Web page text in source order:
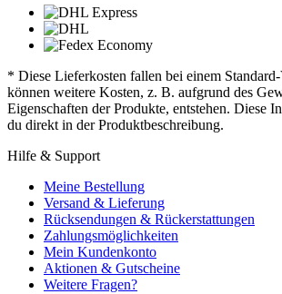
* Diese Lieferkosten fallen bei einem Standard-
können weitere Kosten, z. B. aufgrund des
Eigenschaften der Produkte, entstehen. Diese
du direkt in der Produktbeschreibung.
Hilfe & Support
Meine Bestellung
Versand & Lieferung
Rücksendungen & Rückerstattungen
Zahlungsmöglichkeiten
Mein Kundenkonto
Aktionen & Gutscheine
Weitere Fragen?